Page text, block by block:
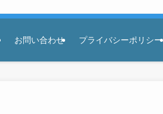
お問い合わせ プライバシーポリシー